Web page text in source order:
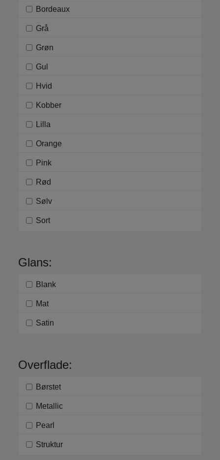
Bordeaux
Grå
Grøn
Gul
Hvid
Kobber
Lilla
Orange
Pink
Rød
Sølv
Sort
Glans:
Blank
Mat
Satin
Overflade:
Børstet
Metallic
Pearl
Struktur